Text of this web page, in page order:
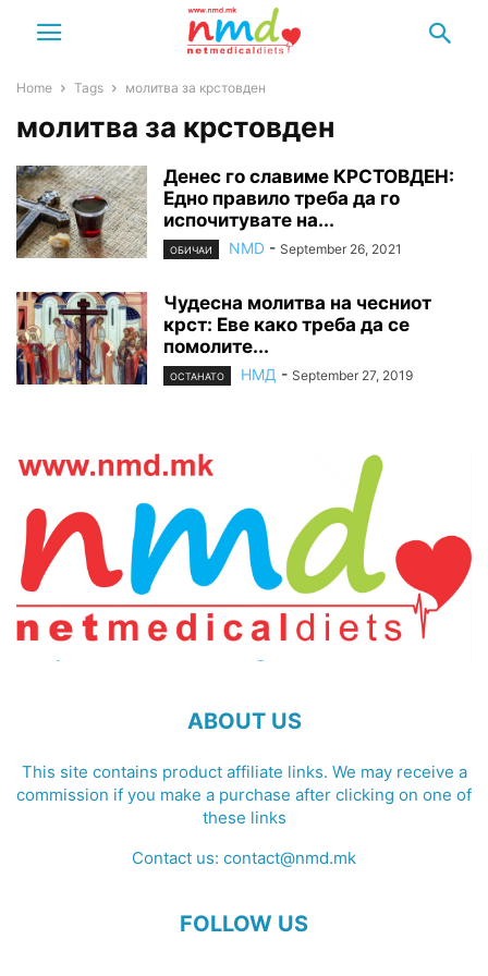
Home Tags молитва за крстовден
молитва за крстовден
Денес го славиме КРСТОВДЕН:
Едно правило треба да го
испочитувате на...
ОБИЧАИ NMD - September 26, 2021
Чудесна молитва на чесниот
крст: Еве како треба да се
помолите...
ОСТАНАТО НМД - September 27, 2019
ABOUT US
This site contains product affiliate links. We may receive a
commission if you make a purchase after clicking on one of
these links
Contact us: contact@nmd.mk
FOLLOW US